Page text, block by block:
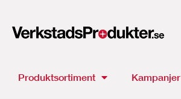
Produktsortiment Kampanjer